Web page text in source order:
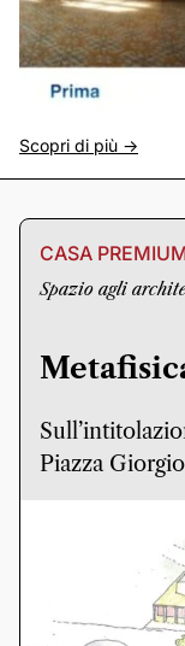
Scopri di più ->
CASA
Spazio agli
Piazza